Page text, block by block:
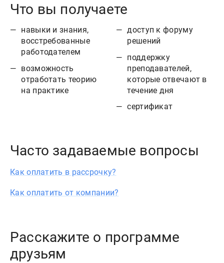
Что вы получаете
навыки и знания,
восстребованные
работодателем
возможность
отработать теорию
на практике
доступ к форуму
решений
поддержку
преподавателей,
которые отвечают в
течение дня
сертификат
Часто задаваемые вопросы
Как оплатить в рассрочку?
Как оплатить от компании?
Расскажите о программе
друзьям